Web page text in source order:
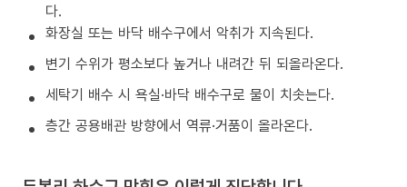
다.
화장실 또는 바닥 배수구에서 악취가 지속된다.
변기 수위가 평소보다 높거나 내려간 뒤 되올라온다.
세탁기 배수 시 욕실·바닥 배수구로 물이 치솟는다.
층간 공용배관 방향에서 역류·거품이 올라온다.